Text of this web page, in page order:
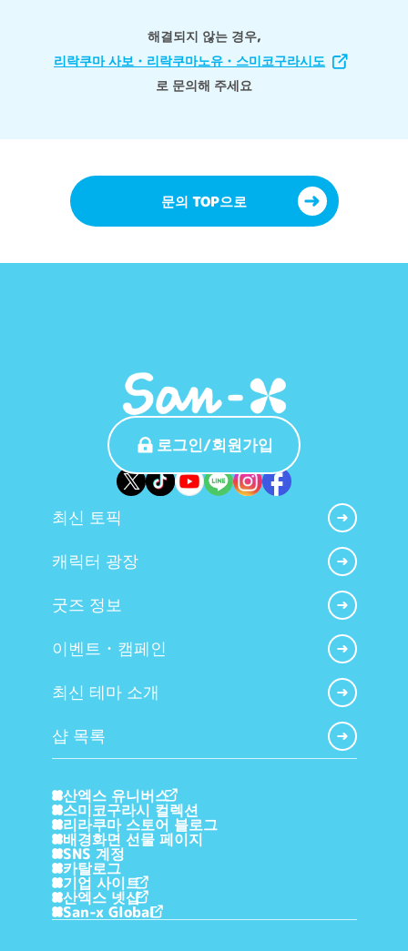
해결되지 않는 경우,
리락쿠마 사보・리락쿠마노유・스미코구라시도
로 문의해 주세요
문의 TOP으로
로그인/회원가입
최신 토픽
캐릭터 광장
굿즈 정보
이벤트・캠페인
최신 테마 소개
샵 목록
산엑스 유니버스
스미코구라시 컬렉션
리라쿠마 스토어 블로그
배경화면 선물 페이지
SNS 계정
카탈로그
기업 사이트
산엑스 넷샵
San-x Global